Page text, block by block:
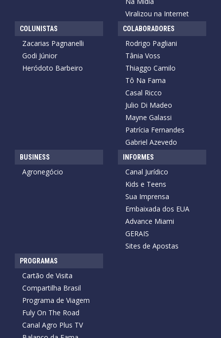
Viralizou na Internet
COLUNISTAS
Zacarias Pagnanelli
Godi Júnior
Heródoto Barbeiro
COLABORADORES
Rodrigo Pagliani
Tânia Voss
Thiaggo Camilo
Tô Na Fama
Casal Ricco
Julio Di Madeo
Mayne Galassi
Patrícia Fernandes
Gabriel Azevedo
BUSINESS
Agronegócio
INFORMES
Canal Jurídico
Kids e Teens
Sua Imprensa
Embaixada dos EUA
Advance Miami
GERAIS
Sites de Apostas
PROGRAMAS
Cartão de Visita
Compartilha Brasil
Programa de Viagem
Fuly On The Road
Canal Agro Plus TV